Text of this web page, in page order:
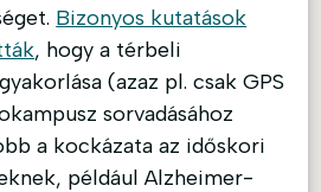
Bizonyos kutatások
, hogy a térbeli
(azaz pl. csak GPS
sorvadásához
a kockázata az időskori
például Alzheimer-